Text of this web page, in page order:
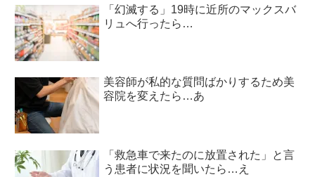
「幻滅する」19時に近所のマックスバ
リュへ行ったら…
美容師が私的な質問ばかりするため美
容院を変えたら…あ
「救急車で来たのに放置された」と言
う患者に状況を聞いたら…え